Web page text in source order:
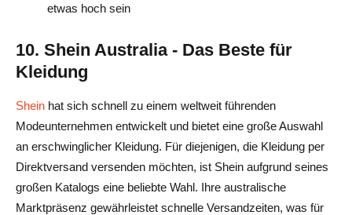
etwas hoch sein
10. Shein Australia - Das Beste für
Kleidung
Shein hat sich schnell zu einem weltweit führenden
Modeunternehmen entwickelt und bietet eine große Auswahl
an erschwinglicher Kleidung. Für diejenigen, die Kleidung per
Direktversand versenden möchten, ist Shein aufgrund seines
großen Katalogs eine beliebte Wahl. Ihre australische
Marktpräsenz gewährleistet schnelle Versandzeiten, was für